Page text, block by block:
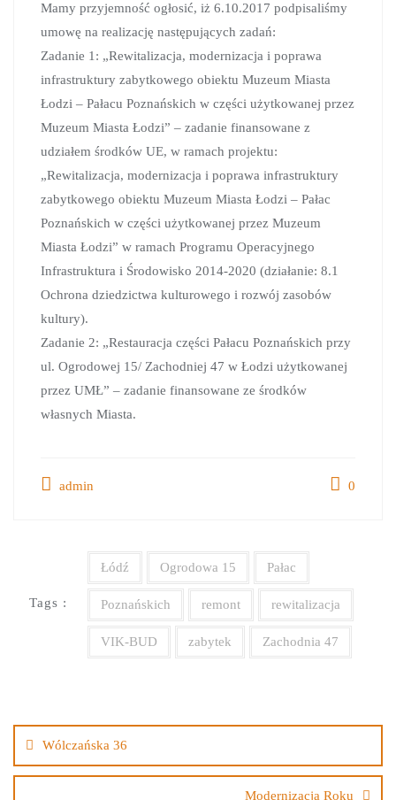
Mamy przyjemność ogłosić, iż 6.10.2017 podpisaliśmy
umowę na realizację następujących zadań:
Zadanie 1: „Rewitalizacja, modernizacja i poprawa
infrastruktury zabytkowego obiektu Muzeum Miasta
Łodzi – Pałacu Poznańskich w części użytkowanej przez
Muzeum Miasta Łodzi” – zadanie finansowane z
udziałem środków UE, w ramach projektu:
„Rewitalizacja, modernizacja i poprawa infrastruktury
zabytkowego obiektu Muzeum Miasta Łodzi – Pałac
Poznańskich w części użytkowanej przez Muzeum
Miasta Łodzi” w ramach Programu Operacyjnego
Infrastruktura i Środowisko 2014-2020 (działanie: 8.1
Ochrona dziedzictwa kulturowego i rozwój zasobów
kultury).
Zadanie 2: „Restauracja części Pałacu Poznańskich przy
ul. Ogrodowej 15/ Zachodniej 47 w Łodzi użytkowanej
przez UMŁ” – zadanie finansowane ze środków
własnych Miasta.
admin 0
Tags :
Łódź Ogrodowa 15 Pałac
Poznańskich remont rewitalizacja
VIK-BUD zabytek Zachodnia 47
Wólczańska 36
Modernizacja Roku